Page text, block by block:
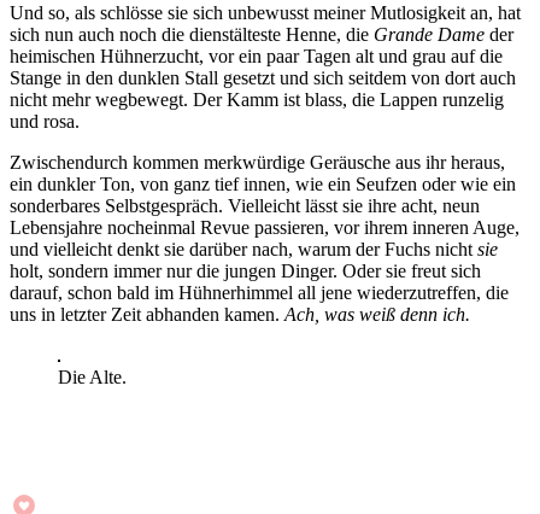
Und so, als schlösse sie sich unbewusst meiner Mutlosigkeit an, hat
sich nun auch noch die dienstälteste Henne, die Grande Dame der
heimischen Hühnerzucht, vor ein paar Tagen alt und grau auf die
Stange in den dunklen Stall gesetzt und sich seitdem von dort auch
nicht mehr wegbewegt. Der Kamm ist blass, die Lappen runzelig
und rosa.
Zwischendurch kommen merkwürdige Geräusche aus ihr heraus,
ein dunkler Ton, von ganz tief innen, wie ein Seufzen oder wie ein
sonderbares Selbstgespräch. Vielleicht lässt sie ihre acht, neun
Lebensjahre nocheinmal Revue passieren, vor ihrem inneren Auge,
und vielleicht denkt sie darüber nach, warum der Fuchs nicht sie
holt, sondern immer nur die jungen Dinger. Oder sie freut sich
darauf, schon bald im Hühnerhimmel all jene wiederzutreffen, die
uns in letzter Zeit abhanden kamen. Ach, was weiß denn ich.
Die Alte.